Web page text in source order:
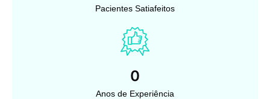
Pacientes Satiafeitos
0
Anos de Experiência